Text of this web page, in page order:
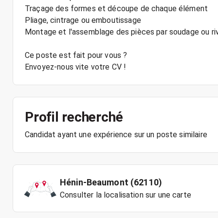
Traçage des formes et découpe de chaque élément
Pliage, cintrage ou emboutissage
Montage et l'assemblage des pièces par soudage ou
Ce poste est fait pour vous ?
Envoyez-nous vite votre CV !
Profil recherché
Candidat ayant une expérience sur un poste similaire
Hénin-Beaumont (62110)
Consulter la localisation sur une carte